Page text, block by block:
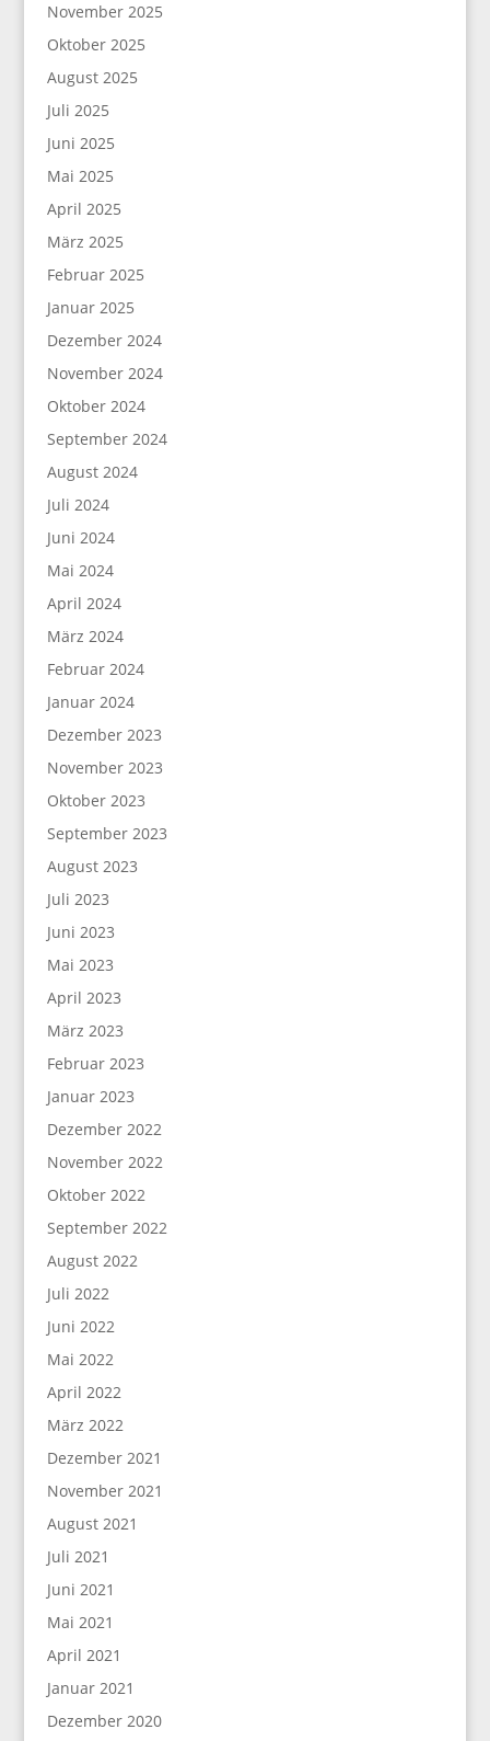
November 2025
Oktober 2025
August 2025
Juli 2025
Juni 2025
Mai 2025
April 2025
März 2025
Februar 2025
Januar 2025
Dezember 2024
November 2024
Oktober 2024
September 2024
August 2024
Juli 2024
Juni 2024
Mai 2024
April 2024
März 2024
Februar 2024
Januar 2024
Dezember 2023
November 2023
Oktober 2023
September 2023
August 2023
Juli 2023
Juni 2023
Mai 2023
April 2023
März 2023
Februar 2023
Januar 2023
Dezember 2022
November 2022
Oktober 2022
September 2022
August 2022
Juli 2022
Juni 2022
Mai 2022
April 2022
März 2022
Dezember 2021
November 2021
August 2021
Juli 2021
Juni 2021
Mai 2021
April 2021
Januar 2021
Dezember 2020